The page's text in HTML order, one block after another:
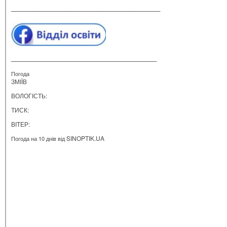
Погода
ЗМІЇВ
ВОЛОГІСТЬ:
ТИСК:
ВІТЕР:
Погода на 10 днів відSINOPTIK.UA